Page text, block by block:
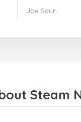
opgelost
Joe Saun
Steam